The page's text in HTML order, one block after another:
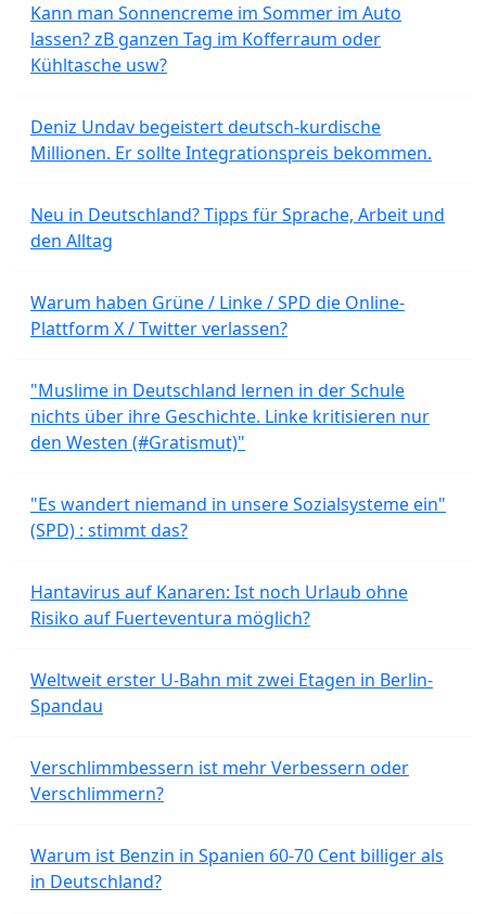
Kann man Sonnencreme im Sommer im Auto
lassen? zB ganzen Tag im Kofferraum oder
Kühltasche usw?
Deniz Undav begeistert deutsch-kurdische
Millionen. Er sollte Integrationspreis bekommen.
Neu in Deutschland? Tipps für Sprache, Arbeit und
den Alltag
Warum haben Grüne / Linke / SPD die Online-
Plattform X / Twitter verlassen?
"Muslime in Deutschland lernen in der Schule
nichts über ihre Geschichte. Linke kritisieren nur
den Westen (#Gratismut)"
"Es wandert niemand in unsere Sozialsysteme ein"
(SPD) : stimmt das?
Hantavirus auf Kanaren: Ist noch Urlaub ohne
Risiko auf Fuerteventura möglich?
Weltweit erster U-Bahn mit zwei Etagen in Berlin-
Spandau
Verschlimmbessern ist mehr Verbessern oder
Verschlimmern?
Warum ist Benzin in Spanien 60-70 Cent billiger als
in Deutschland?